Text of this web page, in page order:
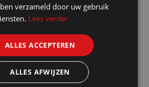
19mm
verzameld door uw gebruik
Lees verder
ALLES ACCEPTEREN
ALLES AFWIJZEN